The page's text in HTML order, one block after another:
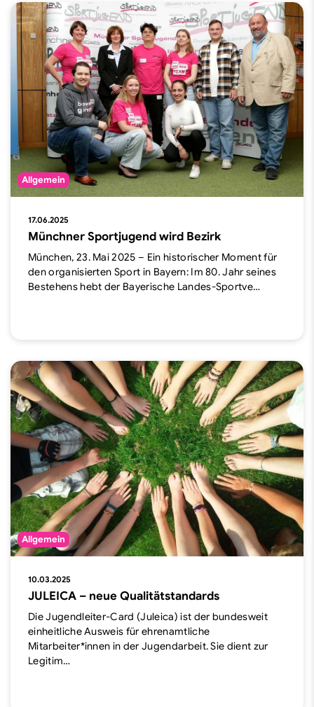
Allgemein
17.06.2025
Münchner Sportjugend wird Bezirk
München, 23. Mai 2025 – Ein historischer Moment für
den organisierten Sport in Bayern: Im 80. Jahr seines
Bestehens hebt der Bayerische Landes-Sportve…
Allgemein
10.03.2025
JULEICA – neue Qualitätstandards
Die Jugendleiter-Card (Juleica) ist der bundesweit
einheitliche Ausweis für ehrenamtliche
Mitarbeiter*innen in der Jugendarbeit. Sie dient zur
Legitim…